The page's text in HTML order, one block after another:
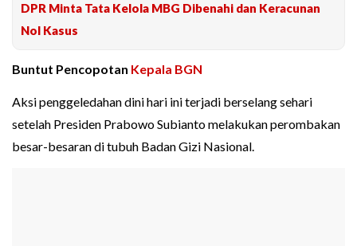
DPR Minta Tata Kelola MBG Dibenahi dan Keracunan
Nol Kasus
Buntut Pencopotan Kepala BGN
Aksi penggeledahan dini hari ini terjadi berselang sehari
setelah Presiden Prabowo Subianto melakukan perombakan
besar-besaran di tubuh Badan Gizi Nasional.